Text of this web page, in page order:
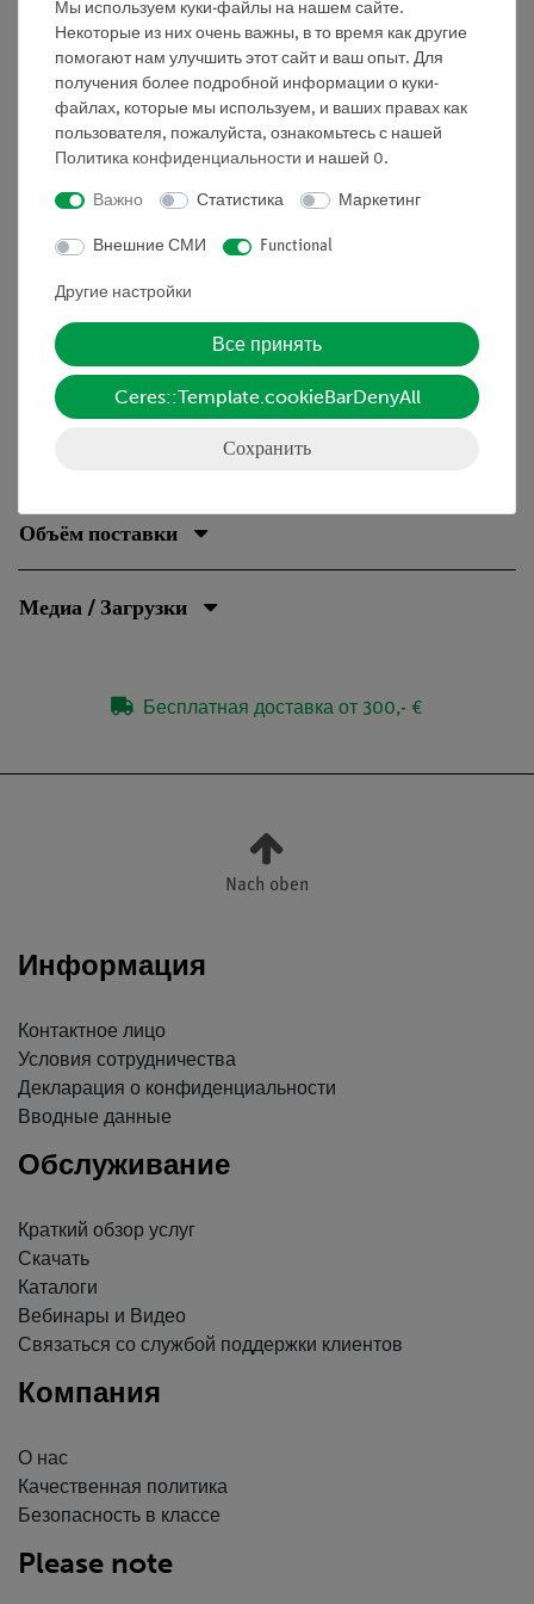
3. Рассчитайте скорости звука, задержки датчика и
используйте два средних значения, полученных для
расчета длины цилиндра.
Получаем понятие о
Получите понятие о
• распространение ультразвуковых волн
• время пролета
• ультразвуковая эхография
• измерение толщины
Объём поставки
Медиа / Загрузки
Бесплатная доставка от 300,- €
Nach oben
Информация
Контактное лицо
Условия сотрудничества
Декларация о конфиденциальности
Вводные данные
Обслуживание
Краткий обзор услуг
Скачать
Каталоги
Вебинары и Видео
Связаться со службой поддержки клиентов
Компания
О нас
Качественная политика
Безопасность в классе
Please note
Мы используем куки-файлы на нашем сайте.
Некоторые из них очень важны, в то время как другие
помогают нам улучшить этот сайт и ваш опыт. Для
получения более подробной информации о куки-
файлах, которые мы используем, и ваших правах как
пользователя, пожалуйста, ознакомьтесь с нашей
Политика конфиденциальности и нашей 0.
Важно Статистика Маркетинг
Внешние СМИ Functional
Другие настройки
Все принять
Ceres::Template.cookieBarDenyAll
Сохранить